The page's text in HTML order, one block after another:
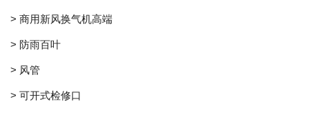
> 商用新风换气机高端
> 防雨百叶
> 风管
> 可开式检修口